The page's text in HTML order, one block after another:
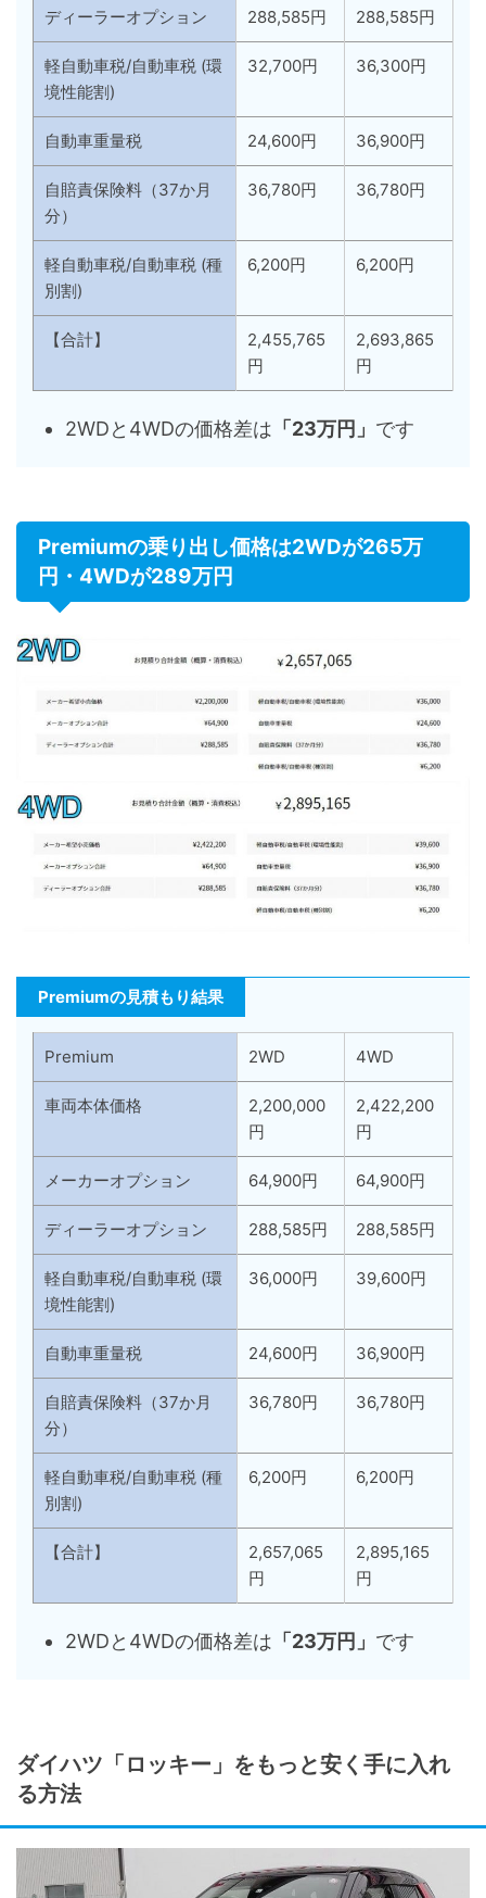
ディーラーオプション 288,585円 288,585円
軽自動車税/自動車税 (環
境性能割)
32,700円 36,300円
自動車重量税 24,600円 36,900円
自賠責保険料（37か月
分）
36,780円 36,780円
軽自動車税/自動車税 (種
別割)
6,200円 6,200円
【合計】
2,455,765
円
2,693,865
円
2WDと4WDの価格差は 「23万円」 です
Premiumの乗り出し価格は2WDが265万
円・4WDが289万円
Premiumの見積もり結果
Premium 2WD 4WD
車両本体価格
2,200,000
円
2,422,200
円
メーカーオプション 64,900円 64,900円
ディーラーオプション 288,585円 288,585円
軽自動車税/自動車税 (環
境性能割)
36,000円 39,600円
自動車重量税 24,600円 36,900円
自賠責保険料（37か月
分）
36,780円 36,780円
軽自動車税/自動車税 (種
別割)
6,200円 6,200円
【合計】
2,657,065
円
2,895,165
円
2WDと4WDの価格差は 「23万円」 です
ダイハツ「ロッキー」をもっと安く手に入れ
る方法